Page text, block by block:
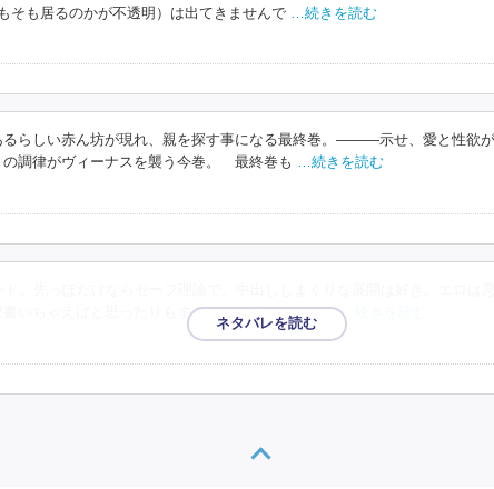
そも居るのかが不透明）は出てきませんで …続きを読む
るらしい赤ん坊が現れ、親を探す事になる最終巻。―――示せ、愛と性欲
調律がヴィーナスを襲う今巻。 最終巻も …続きを読む
書いちゃえばと思ったりもするし、一般の中ででき …続きを読む